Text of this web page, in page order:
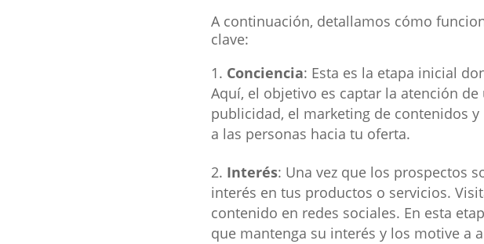
A continuación, detallamos cómo
clave:
Conciencia: Esta es la etapa inicial
Aquí, el objetivo es captar la atención
publicidad, el marketing de contenidos
a las personas hacia tu oferta.
Interés: Una vez que los prospectos
interés en tus productos o servicios.
contenido en redes sociales. En esta
que mantenga su interés y los motive a